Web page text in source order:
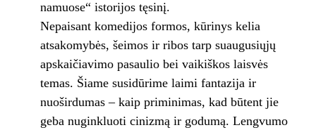
namuose“ istorijos tęsinį.
Nepaisant komedijos formos, kūrinys kelia
atsakomybės, šeimos ir ribos tarp suaugusiųjų
apskaičiavimo pasaulio bei vaikiškos laisvės
temas. Šiame susidūrime laimi fantazija ir
nuoširdumas – kaip priminimas, kad būtent jie
geba nuginkluoti cinizmą ir godumą. Lengvumo